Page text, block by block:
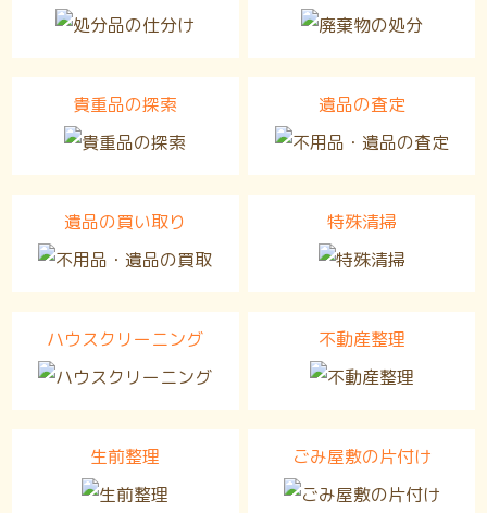
貴重品の探索 遺品の査定
遺品の買い取り 特殊清掃
ハウスクリーニング 不動産整理
生前整理 ごみ屋敷の片付け